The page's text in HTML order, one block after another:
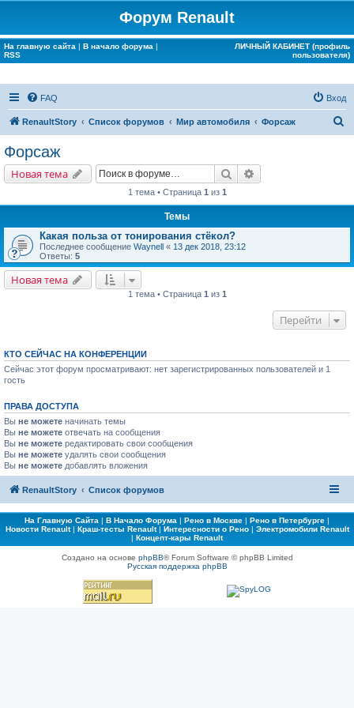
Форум Renault
На главную сайта | В начало форума |
RSS
ЛИЧНЫЙ КАБИНЕТ (профиль
пользователя)
FAQ Вход
RenaultStory Список форумов Мир автомобиля Форсаж
Форсаж
Новая тема Поиск
1 тема • Страница 1 из 1
Темы
Какая польза от тонирования стёкол?
Последнее сообщение Waynell « 13 дек 2018, 23:12
Ответы: 5
Новая тема
1 тема • Страница 1 из 1
Перейти
КТО СЕЙЧАС НА КОНФЕРЕНЦИИ
Сейчас этот форум просматривают: нет зарегистрированных пользователей и 1
гость
ПРАВА ДОСТУПА
Вы не можете начинать темы
Вы не можете отвечать на сообщения
Вы не можете редактировать свои сообщения
Вы не можете удалять свои сообщения
Вы не можете добавлять вложения
RenaultStory Список форумов
На Главную Сайта | В Начало Форума | Рено в Москве | Рено в Петербурге |
Новости Renault| Краш-тесты Renault| Интересности о Рено| Электромобили Renault
| Концепт-кары Renault
Создано на основе phpBB® Forum Software © phpBB Limited
Русская поддержка phpBB